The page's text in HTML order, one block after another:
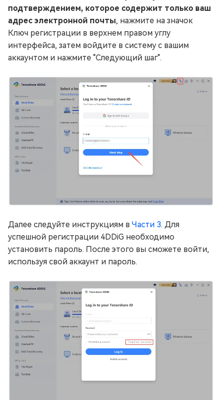
подтверждением, которое содержит только ваш
адрес электронной почты, нажмите на значок
Ключ регистрации в верхнем правом углу
интерфейса, затем войдите в систему с вашим
аккаунтом и нажмите "Следующий шаг".
Далее следуйте инструкциям в Части 3. Для
успешной регистрации 4DDiG необходимо
установить пароль. После этого вы сможете войти,
используя свой аккаунт и пароль.